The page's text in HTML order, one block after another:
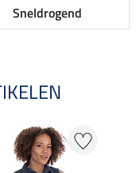
Sneldrogend